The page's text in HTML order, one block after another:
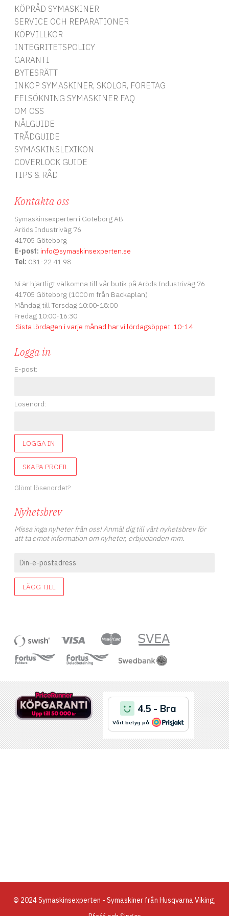
KÖPRÅD SYMASKINER
SERVICE OCH REPARATIONER
KÖPVILLKOR
INTEGRITETSPOLICY
GARANTI
BYTESRÄTT
INKÖP SYMASKINER, SKOLOR, FÖRETAG
FELSÖKNING SYMASKINER FAQ
OM OSS
NÅLGUIDE
TRÅDGUIDE
SYMASKINSLEXIKON
COVERLOCK GUIDE
TIPS & RÅD
Kontakta oss
Symaskinsexperten i Göteborg AB
Aröds Industriväg 76
41705 Göteborg
E-post: info@symaskinsexperten.se
Tel: 031-22 41 98
Ni är hjärtligt välkomna till vår butik på Aröds Industriväg 76
41705 Göteborg (1000 m från Backaplan)
Måndag till Torsdag 10:00-18:00
Fredag 10:00-16:30
Sista lördagen i varje månad har vi lördagsöppet. 10-14
Logga in
E-post:
Lösenord:
LOGGA IN
SKAPA PROFIL
Glömt lösenordet?
Nyhetsbrev
Missa inga nyheter från oss! Anmäl dig till vårt nyhetsbrev för
att ta emot information om nyheter, erbjudanden mm.
LÄGG TILL
© 2024 Symaskinsexperten - Symaskiner från Husqvarna Viking,